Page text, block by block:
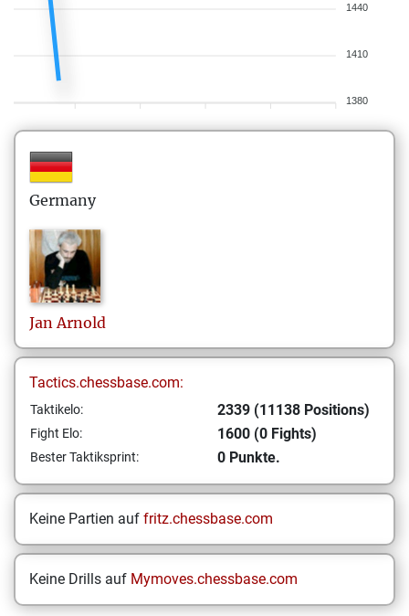
1440
1410
1380
Germany
Jan Arnold
Tactics.chessbase.com:
Taktikelo: 2339 (11138 Positions)
Fight Elo: 1600 (0 Fights)
Bester Taktiksprint: 0 Punkte.
Keine Partien auf fritz.chessbase.com
Keine Drills auf Mymoves.chessbase.com